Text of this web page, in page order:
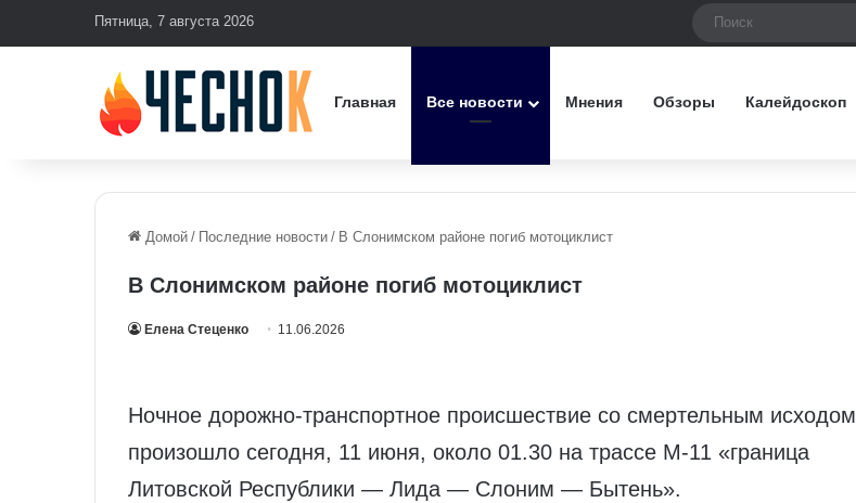
Пятница, 7 августа 2026
Главная Все новости Мнения Обзоры Калейдоскоп
Домой / Последние новости / В Слонимском районе погиб мотоциклист
В Слонимском районе погиб мотоциклист
Елена Стеценко 11.06.2026
Ночное дорожно-транспортное происшествие со смертельным исходом
произошло сегодня, 11 июня, около 01.30 на трассе М-11 «граница
Литовской Республики — Лида — Слоним — Бытень».